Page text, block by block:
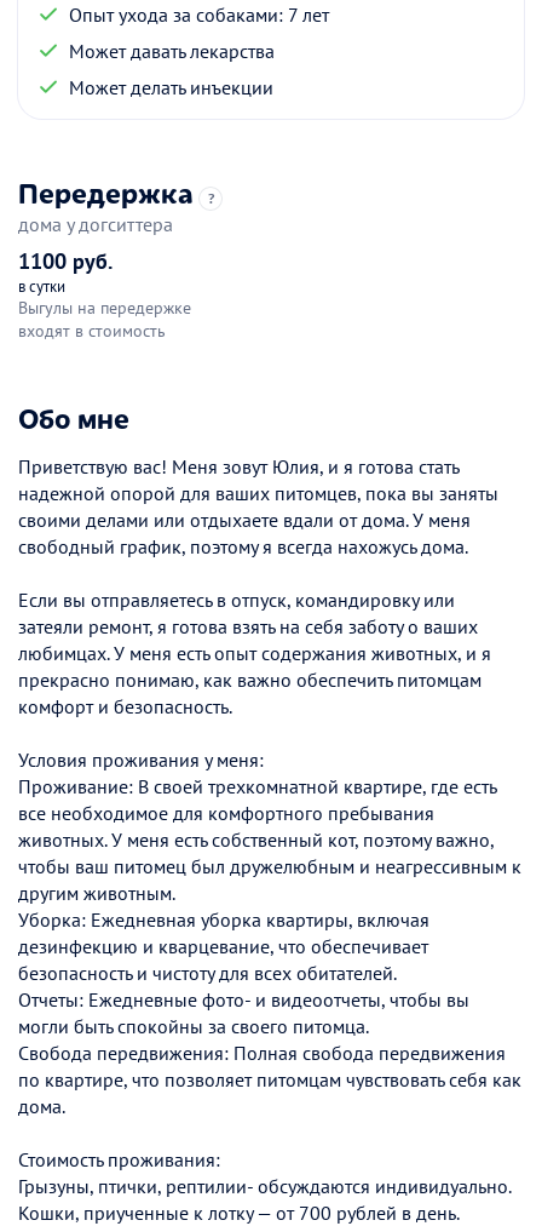
Опыт ухода за собаками: 7 лет
Может давать лекарства
Может делать инъекции
Передержка ?
дома у догситтера
1100 руб.
в сутки
Выгулы на передержке
входят в стоимость
Обо мне
Приветствую вас! Меня зовут Юлия, и я готова стать
надежной опорой для ваших питомцев, пока вы заняты
своими делами или отдыхаете вдали от дома. У меня
свободный график, поэтому я всегда нахожусь дома.
Если вы отправляетесь в отпуск, командировку или
затеяли ремонт, я готова взять на себя заботу о ваших
любимцах. У меня есть опыт содержания животных, и я
прекрасно понимаю, как важно обеспечить питомцам
комфорт и безопасность.
Условия проживания у меня:
Проживание: В своей трехкомнатной квартире, где есть
все необходимое для комфортного пребывания
животных. У меня есть собственный кот, поэтому важно,
чтобы ваш питомец был дружелюбным и неагрессивным к
другим животным.
Уборка: Ежедневная уборка квартиры, включая
дезинфекцию и кварцевание, что обеспечивает
безопасность и чистоту для всех обитателей.
Отчеты: Ежедневные фото- и видеоотчеты, чтобы вы
могли быть спокойны за своего питомца.
Свобода передвижения: Полная свобода передвижения
по квартире, что позволяет питомцам чувствовать себя как
дома.
Стоимость проживания:
Грызуны, птички, рептилии- обсуждаются индивидуально.
Кошки, приученные к лотку — от 700 рублей в день.